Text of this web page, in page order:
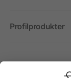
Profilprodukter